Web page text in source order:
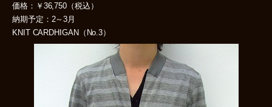
価格：￥36,750（税込）
納期予定：2～3月
KNIT CARDHIGAN（No.3）